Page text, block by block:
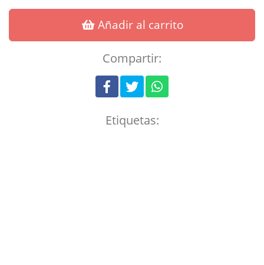
Añadir al carrito
Compartir:
Etiquetas: